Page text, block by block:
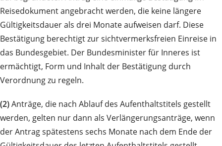
Reisedokument angebracht werden, die keine längere
Gültigkeitsdauer als drei Monate aufweisen darf. Diese
Bestätigung berechtigt zur sichtvermerksfreien Einreise in
das Bundesgebiet. Der Bundesminister für Inneres ist
ermächtigt, Form und Inhalt der Bestätigung durch
Verordnung zu regeln.
(2)Anträge, die nach Ablauf des Aufenthaltstitels gestellt
werden, gelten nur dann als Verlängerungsanträge, wenn
der Antrag spätestens sechs Monate nach dem Ende der